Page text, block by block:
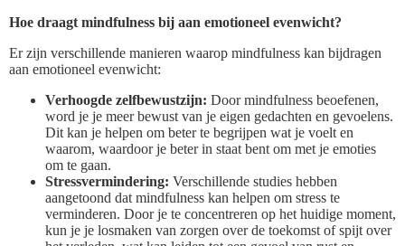
Hoe draagt mindfulness bij aan emotioneel evenwicht?
Er zijn verschillende manieren waarop mindfulness kan bijdragen
aan emotioneel evenwicht:
Verhoogde zelfbewustzijn: Door mindfulness beoefenen,
word je je meer bewust van je eigen gedachten en gevoelens.
Dit kan je helpen om beter te begrijpen wat je voelt en
waarom, waardoor je beter in staat bent om met je emoties
om te gaan.
Stressvermindering: Verschillende studies hebben
aangetoond dat mindfulness kan helpen om stress te
verminderen. Door je te concentreren op het huidige moment,
kun je je losmaken van zorgen over de toekomst of spijt over